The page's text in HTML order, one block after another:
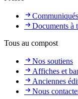
Documents à
Tous au compost
Nos soutiens
Affiches et
Anciennes
Nous